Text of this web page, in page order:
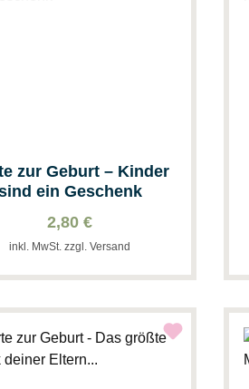
zur Geburt – Kinder
ein Geschenk
2,80 €
inkl. MwSt. zzgl. Versand